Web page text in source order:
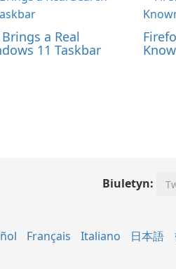
a Real
11 Taskbar
Biuletyn:
Français Italiano 日本語